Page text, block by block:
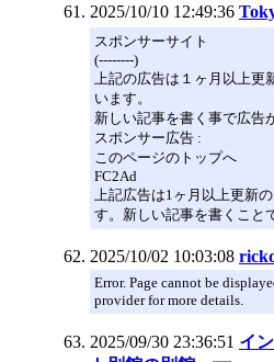
2025/10/10 12:49:36
スポンサーサイト
(--------)
上記の広告は１ヶ月以上
います。
新しい記事を書く事で広告
スポンサー広告 :
このページのトップへ
FC2Ad
上記広告は1ヶ月以上更新
す。新しい記事を書くこと
2025/10/02 10:03:08
Error. Page cannot be
provider for more details.
2025/09/30 23:36:51 イ